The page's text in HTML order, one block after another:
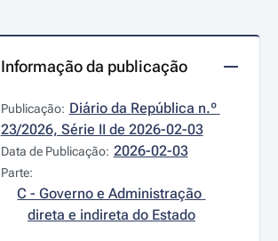
Informação da publicação
Publicação: Diário da República n.º
23/2026, Série II de 2026-02-03
Data de Publicação: 2026-02-03
Parte:
C - Governo e Administração
direta e indireta do Estado